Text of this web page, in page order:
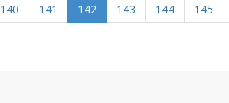
140 141 142 143 144 145